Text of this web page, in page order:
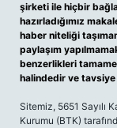
şirketi ile hiçbir
hazırladığımız
haber niteliği
paylaşım
benzerlikleri
halindedir ve
Sitemiz, 5651 Sayılı
Kurumu (BTK)